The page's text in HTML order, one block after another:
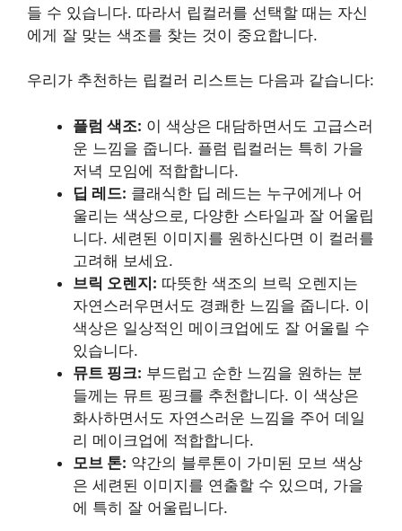
들 수 있습니다. 따라서 립컬러를 선택할 때는 자신
에게 잘 맞는 색조를 찾는 것이 중요합니다.
우리가 추천하는 립컬러 리스트는 다음과 같습니다:
플럼 색조: 이 색상은 대담하면서도 고급스러
운 느낌을 줍니다. 플럼 립컬러는 특히 가을
저녁 모임에 적합합니다.
딥 레드: 클래식한 딥 레드는 누구에게나 어
울리는 색상으로, 다양한 스타일과 잘 어울립
니다. 세련된 이미지를 원하신다면 이 컬러를
고려해 보세요.
브릭 오렌지: 따뜻한 색조의 브릭 오렌지는
자연스러우면서도 경쾌한 느낌을 줍니다. 이
색상은 일상적인 메이크업에도 잘 어울릴 수
있습니다.
뮤트 핑크: 부드럽고 순한 느낌을 원하는 분
들께는 뮤트 핑크를 추천합니다. 이 색상은
화사하면서도 자연스러운 느낌을 주어 데일
리 메이크업에 적합합니다.
모브 톤: 약간의 블루톤이 가미된 모브 색상
은 세련된 이미지를 연출할 수 있으며, 가을
에 특히 잘 어울립니다.